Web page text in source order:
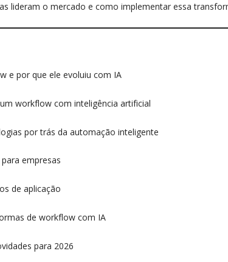
lideram o mercado e como implementar essa
e por que ele evoluiu com IA
workflow com inteligência artificial
por trás da automação inteligente
empresas
de aplicação
de workflow com IA
para 2026